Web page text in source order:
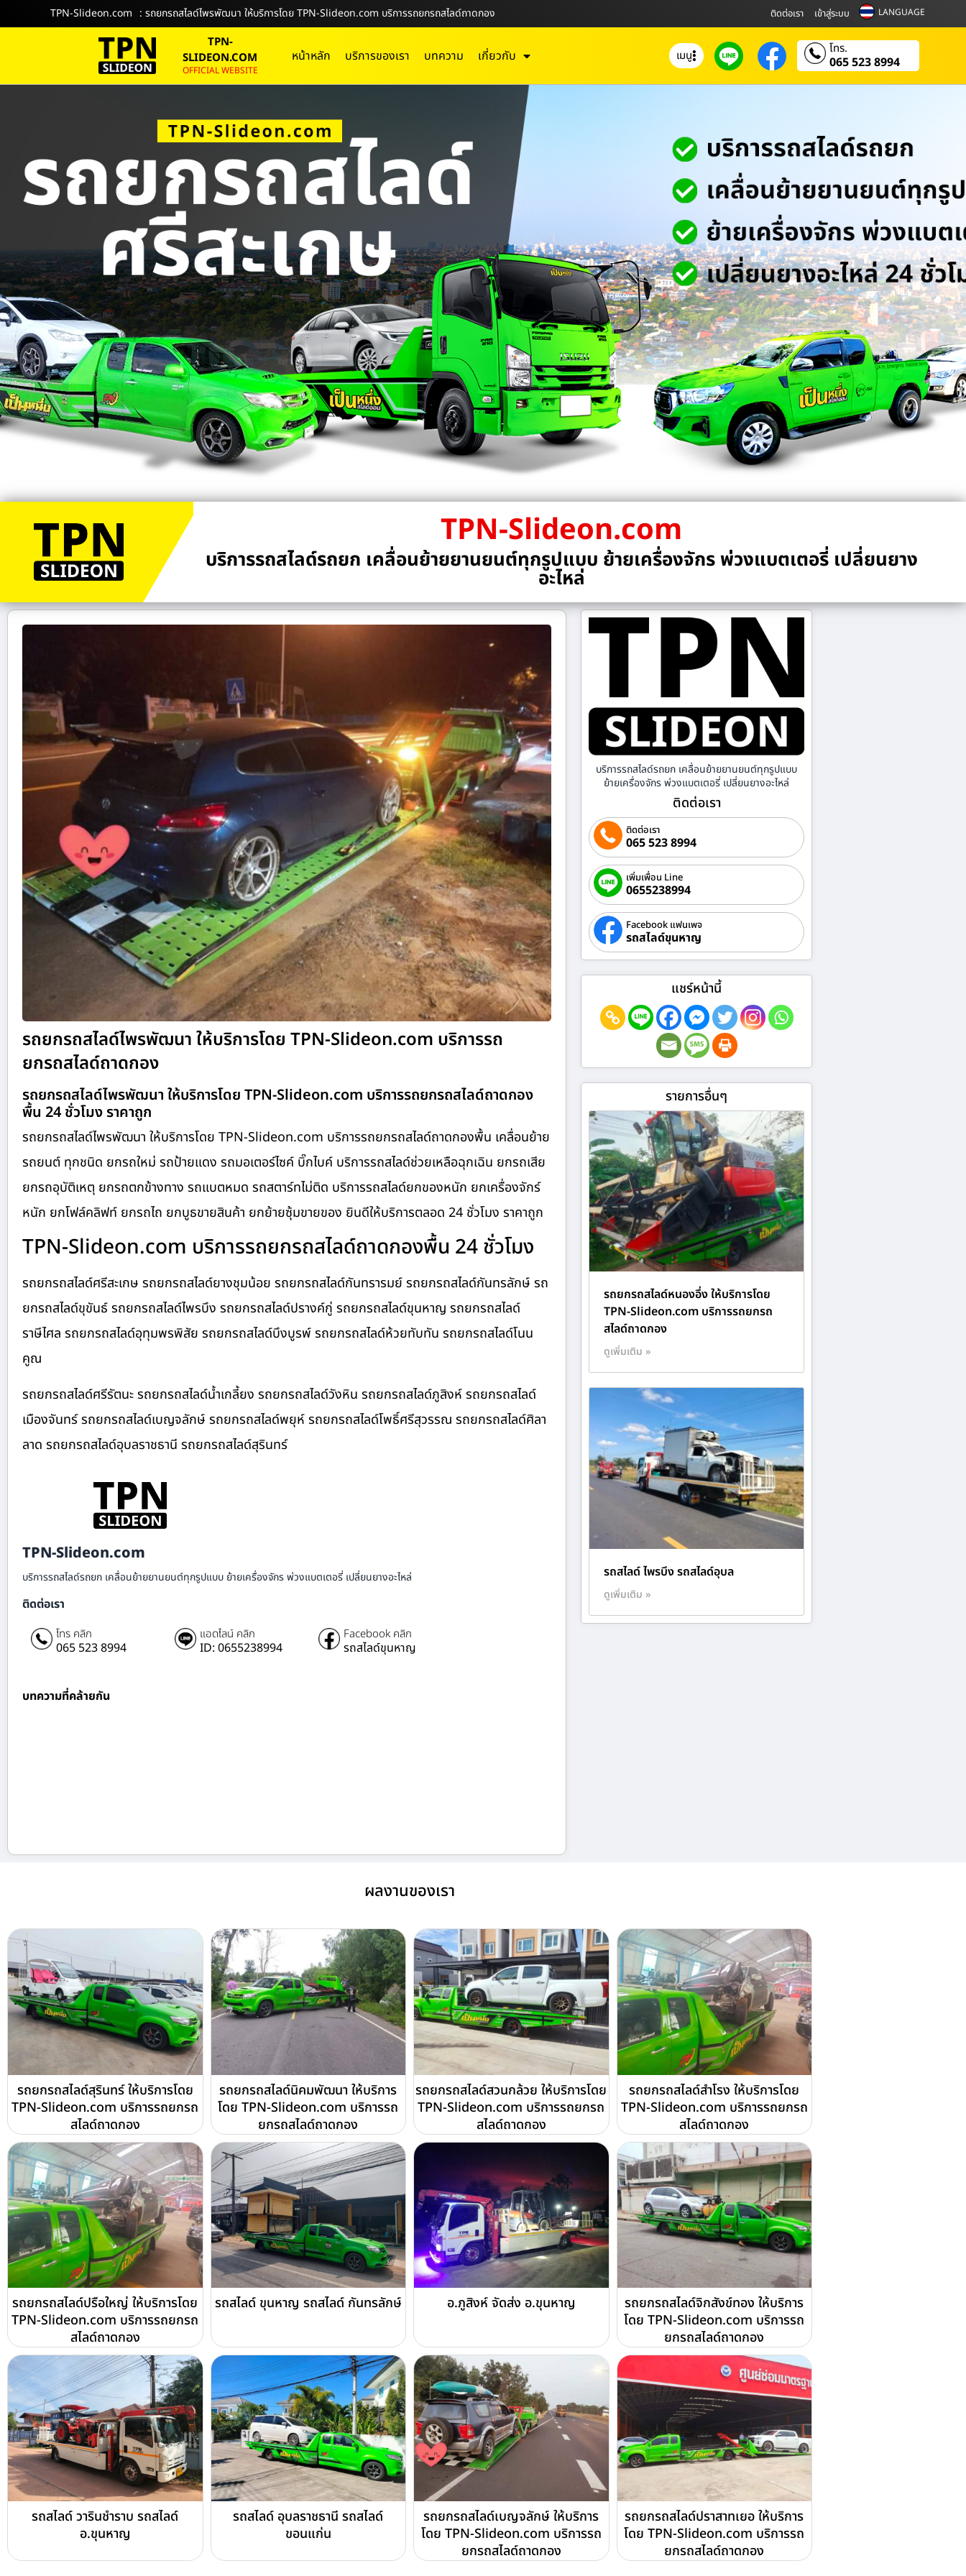
TPN-Slideon.com : รถยกรถสไลด์ไพรพัฒนา ให้บริการโดย TPN-Slideon.com บริการรถยกรถสไลด์ถาดกอง ติดต่อเรา เข้าสู่ระบบ LANGUAGE
TPN-
SLIDEON.COM
OFFICIAL WEBSITE
หน้าหลัก บริการของเรา บทความ เกี่ยวกับ เมนู โทร.
065 523 8994
TPN-Slideon.com
บริการรถสไลด์รถยก เคลื่อนย้ายยานยนต์ทุกรูปแบบ ย้ายเครื่องจักร พ่วงแบตเตอรี่ เปลี่ยนยาง
อะไหล่
รถยกรถสไลด์ไพรพัฒนา ให้บริการโดย TPN-Slideon.com บริการรถ
ยกรถสไลด์ถาดกอง
รถยกรถสไลด์ไพรพัฒนา ให้บริการโดย TPN-Slideon.com บริการรถยกรถสไลด์ถาดกอง
พื้น 24 ชั่วโมง ราคาถูก
รถยกรถสไลด์ไพรพัฒนา ให้บริการโดย TPN-Slideon.com บริการรถยกรถสไลด์ถาดกองพื้น เคลื่อนย้าย
รถยนต์ ทุกชนิด ยกรถใหม่ รถป้ายแดง รถมอเตอร์ไซค์ บิ๊กไบค์ บริการรถสไลด์ช่วยเหลือฉุกเฉิน ยกรถเสีย
ยกรถอุบัติเหตุ ยกรถตกข้างทาง รถแบตหมด รถสตาร์ทไม่ติด บริการรถสไลด์ยกของหนัก ยกเครื่องจักร์
หนัก ยกโฟล์คลิฟท์ ยกรถไถ ยกบูธขายสินค้า ยกย้ายซุ้มขายของ ยินดีให้บริการตลอด 24 ชั่วโมง ราคาถูก
TPN-Slideon.com บริการรถยกรถสไลด์ถาดกองพื้น 24 ชั่วโมง
รถยกรถสไลด์ศรีสะเกษ รถยกรถสไลด์ยางชุมน้อย รถยกรถสไลด์กันทรารมย์ รถยกรถสไลด์กันทรลักษ์ รถ
ยกรถสไลด์ขุขันธ์ รถยกรถสไลด์ไพรบึง รถยกรถสไลด์ปรางค์กู่ รถยกรถสไลด์ขุนหาญ รถยกรถสไลด์
ราษีไศล รถยกรถสไลด์อุทุมพรพิสัย รถยกรถสไลด์บึงบูรพ์ รถยกรถสไลด์ห้วยทับทัน รถยกรถสไลด์โนน
คูณ
รถยกรถสไลด์ศรีรัตนะ รถยกรถสไลด์น้ำเกลี้ยง รถยกรถสไลด์วังหิน รถยกรถสไลด์ภูสิงห์ รถยกรถสไลด์
เมืองจันทร์ รถยกรถสไลด์เบญจลักษ์ รถยกรถสไลด์พยุห์ รถยกรถสไลด์โพธิ์ศรีสุวรรณ รถยกรถสไลด์ศิลา
ลาด รถยกรถสไลด์อุบลราชธานี รถยกรถสไลด์สุรินทร์
TPN-Slideon.com
บริการรถสไลด์รถยก เคลื่อนย้ายยานยนต์ทุกรูปแบบ ย้ายเครื่องจักร พ่วงแบตเตอรี่ เปลี่ยนยางอะไหล่
ติดต่อเรา
โทร คลิก
065 523 8994
แอดไลน์ คลิก
ID: 0655238994
Facebook คลิก
รถสไลด์ขุนหาญ
บทความที่คล้ายกัน
บริการรถสไลด์รถยก เคลื่อนย้ายยานยนต์ทุกรูปแบบ
ย้ายเครื่องจักร พ่วงแบตเตอรี่ เปลี่ยนยางอะไหล่
ติดต่อเรา
ติดต่อเรา
065 523 8994
เพิ่มเพื่อน Line
0655238994
Facebook แฟนเพจ
รถสไลด์ขุนหาญ
แชร์หน้านี้
รายการอื่นๆ
รถยกรถสไลด์หนองอึ่ง ให้บริการโดย
TPN-Slideon.com บริการรถยกรถ
สไลด์ถาดกอง
ดูเพิ่มเติม »
รถสไลด์ ไพรบึง รถสไลด์อุบล
ดูเพิ่มเติม »
ผลงานของเรา
รถยกรถสไลด์สุรินทร์ ให้บริการโดย
TPN-Slideon.com บริการรถยกรถ
สไลด์ถาดกอง
รถยกรถสไลด์นิคมพัฒนา ให้บริการ
โดย TPN-Slideon.com บริการรถ
ยกรถสไลด์ถาดกอง
รถยกรถสไลด์สวนกล้วย ให้บริการโดย
TPN-Slideon.com บริการรถยกรถ
สไลด์ถาดกอง
รถยกรถสไลด์สำโรง ให้บริการโดย
TPN-Slideon.com บริการรถยกรถ
สไลด์ถาดกอง
รถยกรถสไลด์ปรือใหญ่ ให้บริการโดย
TPN-Slideon.com บริการรถยกรถ
สไลด์ถาดกอง
รถสไลด์ ขุนหาญ รถสไลด์ กันทรลักษ์ อ.ภูสิงห์ จัดส่ง อ.ขุนหาญ
รถยกรถสไลด์จิกสังข์ทอง ให้บริการ
โดย TPN-Slideon.com บริการรถ
ยกรถสไลด์ถาดกอง
รถสไลด์ วารินชำราบ รถสไลด์
อ.ขุนหาญ
รถสไลด์ อุบลราชธานี รถสไลด์
ขอนแก่น
รถยกรถสไลด์เบญจลักษ์ ให้บริการ
โดย TPN-Slideon.com บริการรถ
ยกรถสไลด์ถาดกอง
รถยกรถสไลด์ปราสาทเยอ ให้บริการ
โดย TPN-Slideon.com บริการรถ
ยกรถสไลด์ถาดกอง